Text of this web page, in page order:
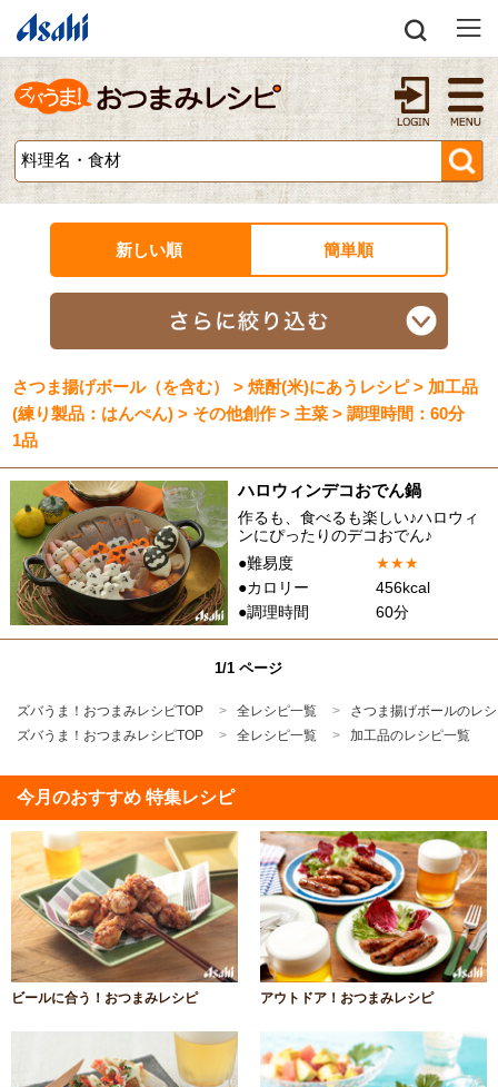
新しい順 簡単順
さつま揚げボール（を含む） > 焼酎(米)にあうレシピ > 加工品
(練り製品：はんぺん) > その他創作 > 主菜 > 調理時間：60分
1品
ハロウィンデコおでん鍋
作るも、食べるも楽しい♪ハロウィ
ンにぴったりのデコおでん♪
●難易度
★★★
●カロリー
456kcal
●調理時間
60分
1/1 ページ
ズバうま！おつまみレシピTOP 全レシピ一覧
さつま揚げボールのレ
ズバうま！おつまみレシピTOP
全レシピ一覧 加工品のレシピ一覧
今月のおすすめ 特集レシピ
ビールに合う！おつまみレシピ アウトドア！おつまみレシピ